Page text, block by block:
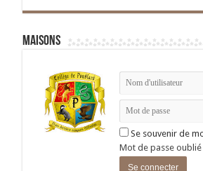
Maisons
Se souvenir de
Mot de passe oublié